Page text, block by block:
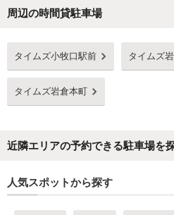
周辺の時間貸駐車場
タイムズ小牧口駅前 タイムズ
タイムズ岩倉本町
近隣エリアの予約できる駐車場を
人気スポットから探す